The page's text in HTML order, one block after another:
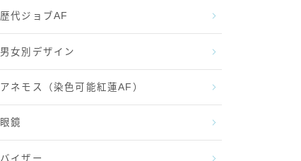
歴代ジョブAF
男女別デザイン
アネモス（染色可能紅蓮AF）
眼鏡
バイザー